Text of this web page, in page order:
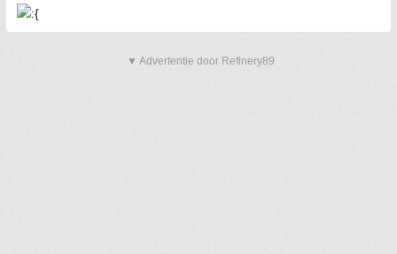
▼ Advertentie door Refinery89